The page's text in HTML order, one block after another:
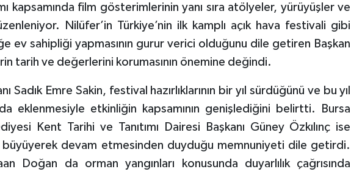
kapsamında film gösterimlerinin yanı sıra atölyeler, yürüyüşler ve
Nilüfer’in Türkiye’nin ilk kamplı açık hava festivali gibi
ev sahipliği yapmasının gurur verici olduğunu dile getiren Başkan
tarih ve değerlerini korumasının önemine değindi.
Sadık Emre Sakin, festival hazırlıklarının bir yıl sürdüğünü ve bu yıl
eklenmesiyle etkinliğin kapsamının genişlediğini belirtti. Bursa
Kent Tarihi ve Tanıtımı Dairesi Başkanı Güney Özkılınç ise
büyüyerek devam etmesinden duyduğu memnuniyeti dile getirdi.
Doğan da orman yangınları konusunda duyarlılık çağrısında